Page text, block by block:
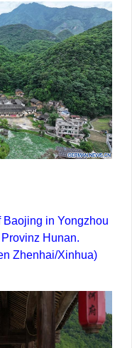
Baojing in Yongzhou
Hunan.
Zhenhai/Xinhua)